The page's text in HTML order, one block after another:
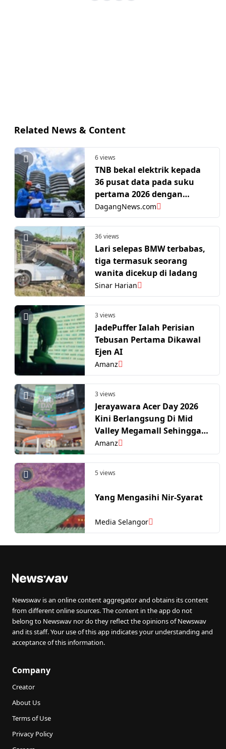
Related News & Content
6 views
TNB bekal elektrik kepada
36 pusat data pada suku
pertama 2026 dengan
kapasiti 4.5GW - PETRA
DagangNews.com
36 views
Lari selepas BMW terbabas,
tiga termasuk seorang
wanita dicekup di ladang
Sinar Harian
3 views
JadePuffer Ialah Perisian
Tebusan Pertama Dikawal
Ejen AI
Amanz
3 views
Jerayawara Acer Day 2026
Kini Berlangsung Di Mid
Valley Megamall Sehingga
12 Jun
Amanz
5 views
Yang Mengasihi Nir-Syarat
Media Selangor
Newswav is an online content aggregator and obtains its content
from different online sources. The content in the app do not
belong to Newswav nor do they reflect the opinions of Newswav
and its staff. Your use of this app indicates your understanding and
acceptance of this information.
Company
Creator
About Us
Terms of Use
Privacy Policy